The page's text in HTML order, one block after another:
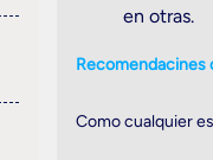
en otras.
Recomendacines
Como cualquier